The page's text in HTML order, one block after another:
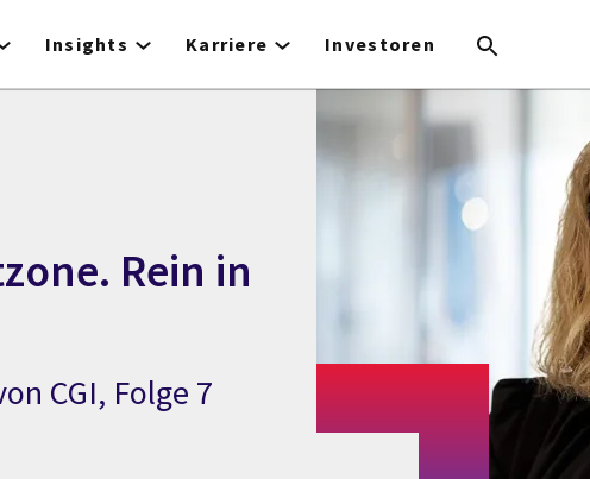
Insights Karriere Investoren
Rein in
CGI, Folge 7